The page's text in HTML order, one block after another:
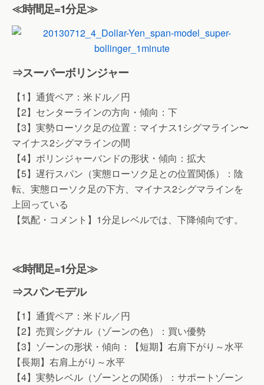
≪時間足=1分足≫
⇒スーパーボリンジャー
【1】通貨ペア：米ドル／円
【2】センターラインの方向・傾向：下
【3】実勢ローソク足の位置：マイナス1シグマライン〜
マイナス2シグマラインの間
【4】ボリンジャーバンドの形状・傾向：拡大
【5】遅行スパン（実態ローソク足との位置関係）：陰
転、実態ローソク足の下方、マイナス2シグマラインを
上回っている
【気配・コメント】1分足レベルでは、下降傾向です。
≪時間足=1分足≫
⇒スパンモデル
【1】通貨ペア：米ドル／円
【2】売買シグナル（ゾーンの色）：買い優勢
【3】ゾーンの形状・傾向：【短期】右肩下がり～水平
【長期】右肩上がり～水平
【4】実勢レベル（ゾーンとの関係）：サポートゾーン